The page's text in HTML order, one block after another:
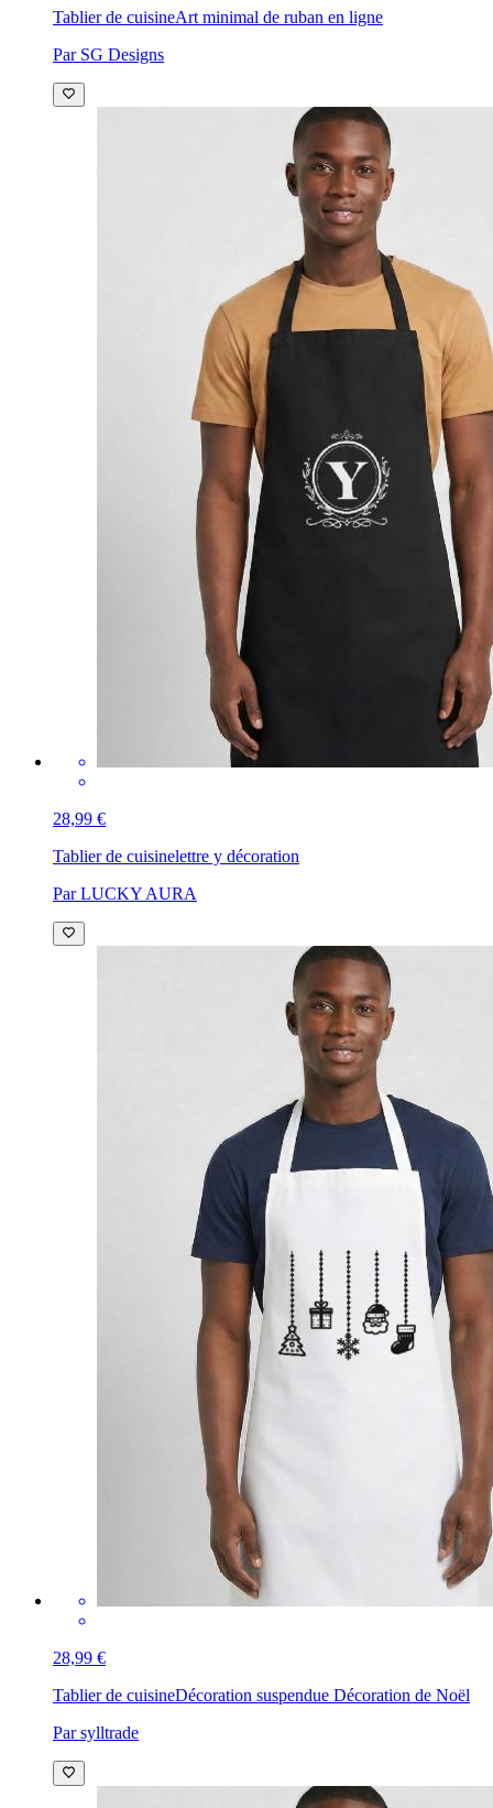
Tablier de cuisineArt minimal de ruban en ligne
Par SG Designs
28,99 €
Tablier de cuisinelettre y décoration
Par LUCKY AURA
28,99 €
Tablier de cuisineDécoration suspendue Décoration de Noël
Par sylltrade